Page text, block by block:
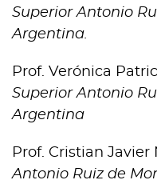
Superior Antonio
Argentina.
Prof. Verónica
Superior Antonio
Argentina
Prof. Cristian Javier
Antonio Ruiz de